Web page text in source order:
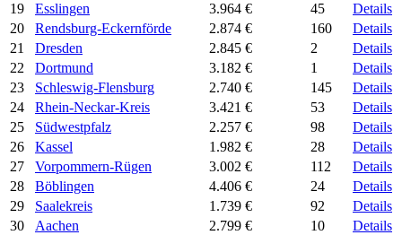
19
Esslingen 3.964 € 45
Details
20
Rendsburg-Eckernförde 2.874 € 160
Details
21
Dresden 2.845 € 2
Details
22
Dortmund 3.182 € 1
Details
23
Schleswig-Flensburg 2.740 € 145
Details
24
Rhein-Neckar-Kreis 3.421 € 53
Details
25
Südwestpfalz 2.257 € 98
Details
26
Kassel 1.982 € 28
Details
27
Vorpommern-Rügen 3.002 € 112
Details
28
Böblingen 4.406 € 24
Details
29
Saalekreis 1.739 € 92
Details
30
Aachen 2.799 € 10
Details